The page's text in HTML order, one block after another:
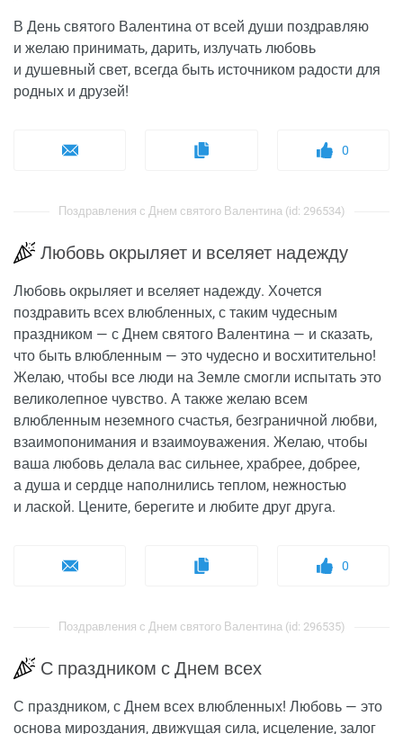
В День святого Валентина от всей души поздравляю
и желаю принимать, дарить, излучать любовь
и душевный свет, всегда быть источником радости для
родных и друзей!
0
Поздравления с Днем святого Валентина (id: 296534)
Любовь окрыляет и вселяет надежду
Любовь окрыляет и вселяет надежду. Хочется
поздравить всех влюбленных, с таким чудесным
праздником — с Днем святого Валентина — и сказать,
что быть влюбленным — это чудесно и восхитительно!
Желаю, чтобы все люди на Земле смогли испытать это
великолепное чувство. А также желаю всем
влюбленным неземного счастья, безграничной любви,
взаимопонимания и взаимоуважения. Желаю, чтобы
ваша любовь делала вас сильнее, храбрее, добрее,
а душа и сердце наполнились теплом, нежностью
и лаской. Цените, берегите и любите друг друга.
0
Поздравления с Днем святого Валентина (id: 296535)
С праздником с Днем всех
С праздником, с Днем всех влюбленных! Любовь — это
основа мироздания, движущая сила, исцеление, залог